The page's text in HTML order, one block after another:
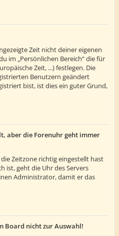
Zeit nicht deiner eigenen
im „Persönlichen Bereich“ die für
Zeit, ...) festlegen. Die
Benutzern geändert
bist, ist dies ein guter Grund,
aber die Forenuhr geht immer
Zeitzone richtig eingestellt hast
ist, geht die Uhr des Servers
Administrator, damit er das
Board nicht zur Auswahl!